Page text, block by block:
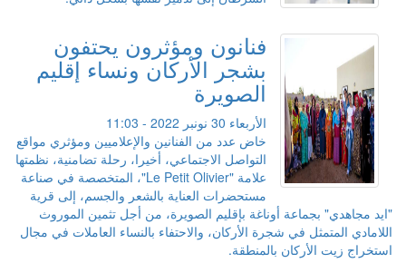
فنانون ومؤثرون يحتفون
بشجر الأركان ونساء إقليم
الصويرة
الأربعاء 30 نونبر 2022 - 11:03
خاض عدد من الفنانين والإعلاميين ومؤثري مواقع
التواصل الاجتماعي، أخيرا، رحلة تضامنية، نظمتها
علامة "Le Petit Olivier"، المتخصصة في صناعة
مستحضرات العناية بالشعر والجسم، إلى قرية
"ايد مجاهدي" بجماعة أوناغة بإقليم الصويرة، من أجل تثمين الموروث
اللامادي المتمثل في شجرة الأركان، والاحتفاء بالنساء العاملات في مجال
استخراج زيت الأركان بالمنطقة.